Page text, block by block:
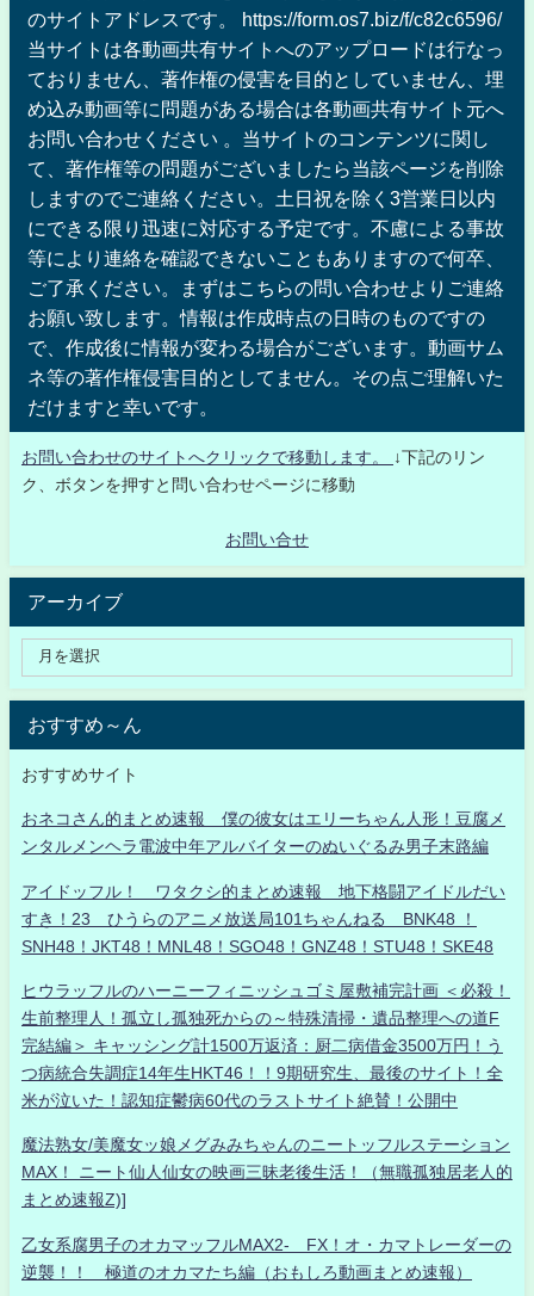
のサイトアドレスです。 https://form.os7.biz/f/c82c6596/
当サイトは各動画共有サイトへのアップロードは行なっ
ておりません、著作権の侵害を目的としていません、埋
め込み動画等に問題がある場合は各動画共有サイト元へ
お問い合わせください 。当サイトのコンテンツに関し
て、著作権等の問題がございましたら当該ページを削除
しますのでご連絡ください。土日祝を除く3営業日以内
にできる限り迅速に対応する予定です。不慮による事故
等により連絡を確認できないこともありますので何卒、
ご了承ください。まずはこちらの問い合わせよりご連絡
お願い致します。情報は作成時点の日時のものですの
で、作成後に情報が変わる場合がございます。動画サム
ネ等の著作権侵害目的としてません。その点ご理解いた
だけますと幸いです。
お問い合わせのサイトへクリックで移動します。
↓下記のリン
ク、ボタンを押すと問い合わせページに移動
お問い合せ
アーカイブ
おすすめ～ん
おすすめサイト
おネコさん的まとめ速報 僕の彼女はエリーちゃん人形！豆腐メ
ンタルメンヘラ電波中年アルバイターのぬいぐるみ男子末路編
アイドッフル！ ワタクシ的まとめ速報 地下格闘アイドルだい
すき！23 ひうらのアニメ放送局101ちゃんねる BNK48 ！
SNH48！JKT48！MNL48！SGO48！GNZ48！STU48！SKE48
ヒウラッフルのハーニーフィニッシュゴミ屋敷補完計画 ＜必殺！
生前整理人！孤立し孤独死からの～特殊清掃・遺品整理への道F
完結編＞ キャッシング計1500万返済：厨二病借金3500万円！う
つ病統合失調症14年生HKT46！！9期研究生、最後のサイト！全
米が泣いた！認知症鬱病60代のラストサイト絶賛！公開中
魔法熟女/美魔女ッ娘メグみみちゃんのニートッフルステーション
MAX！ ニート仙人仙女の映画三昧老後生活！（無職孤独居老人的
まとめ速報Z)]
乙女系腐男子のオカマッフルMAX2- FX！オ・カマトレーダーの
逆襲！！ 極道のオカマたち編（おもしろ動画まとめ速報）